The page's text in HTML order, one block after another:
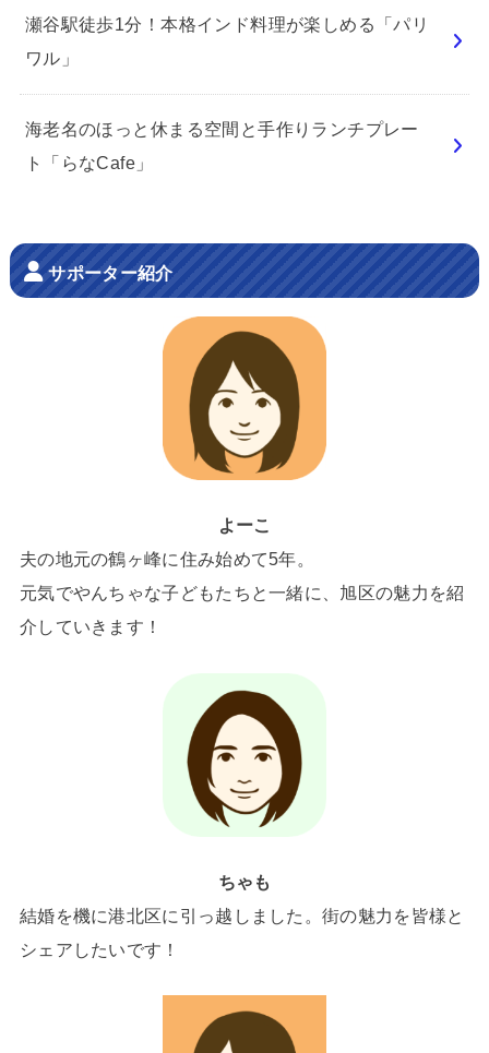
瀬谷駅徒歩1分！本格インド料理が楽しめる「パリ
ワル」
海老名のほっと休まる空間と手作りランチプレー
ト「らなCafe」
サポーター紹介
よーこ
夫の地元の鶴ヶ峰に住み始めて5年。
元気でやんちゃな子どもたちと一緒に、旭区の魅力を紹
介していきます！
ちゃも
結婚を機に港北区に引っ越しました。街の魅力を皆様と
シェアしたいです！